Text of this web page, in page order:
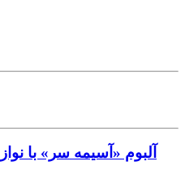
آلبوم «آسیمه سر» با